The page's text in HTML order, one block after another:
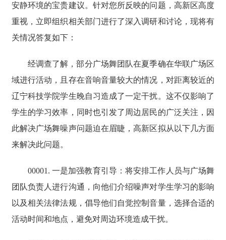
安静环境的宝贵建议。针对您所反映的问题，高新区高度
重视，立即组织相关部门进行了深入调研和讨论，现将有
关情况答复如下：
经调查了解，部分广场舞团队在夏季确在华联广场区
域进行活动，且存在音响音量较大的情况，对距离较近的
辽宁科技学院学生晚自习造成了一定干扰。这不仅影响了
学生的学习效率，同时也引发了周边居民的广泛关注，因
此解决广场舞噪声问题迫在眉睫，高新区拟从以下几方面
来解决此问题。
00001. 一是加强教育引导：将安排工作人员与广场舞
团队负责人进行沟通，向他们介绍噪声对学生学习的影响
以及相关法律法规，倡导他们自觉控制音量，选择合适的
活动时间和地点，避免对周边环境造成干扰。